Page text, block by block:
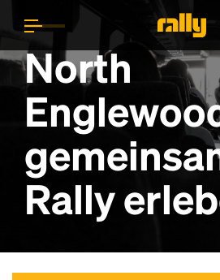
North
Rally